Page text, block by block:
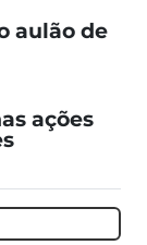
aulão de
ações